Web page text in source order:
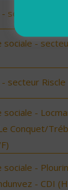
secteur
sociale -
secteur Riscle
sociale -
Conquet/
sociale -
- CDI